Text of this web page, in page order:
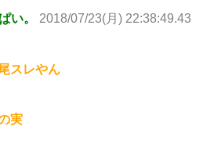
い。 2018/07/23(月) 22:38:49.43
スレやん
実